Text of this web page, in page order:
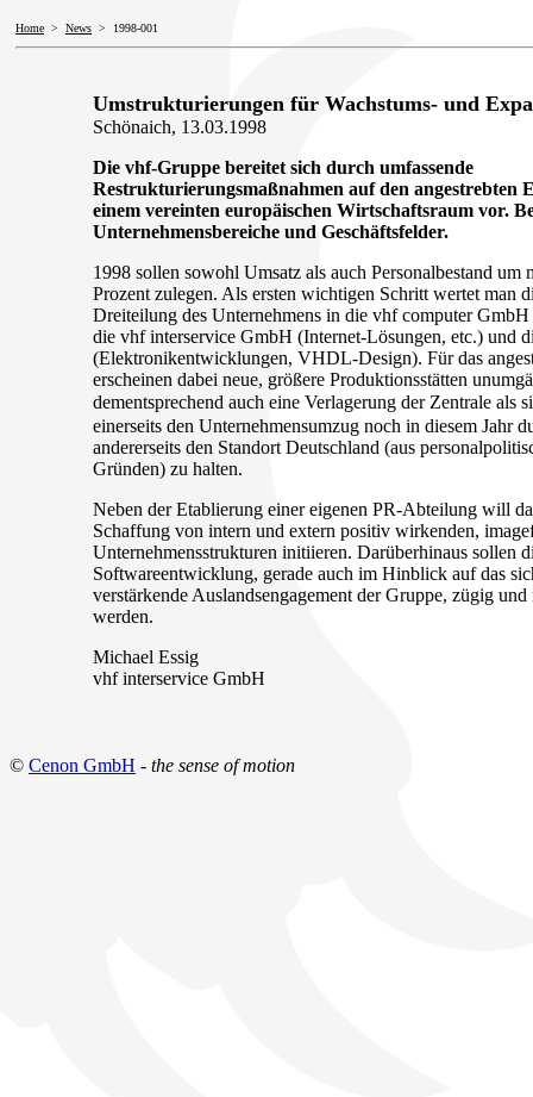
Home > News > 1998-001
Umstrukturierungen für Wachstums- und
Schönaich, 13.03.1998
Die vhf-Gruppe bereitet sich durch umfassende
Restrukturierungsmaßnahmen auf den angestrebten
einem vereinten europäischen Wirtschaftsraum vor.
Unternehmensbereiche und Geschäftsfelder.
1998 sollen sowohl Umsatz als auch Personalbestand um
Prozent zulegen. Als ersten wichtigen Schritt wertet man
Dreiteilung des Unternehmens in die vhf computer
die vhf interservice GmbH (Internet-Lösungen, etc.) und
(Elektronikentwicklungen, VHDL-Design). Für das
erscheinen dabei neue, größere Produktionsstätten
dementsprechend auch eine Verlagerung der Zentrale als
einerseits den Unternehmensumzug noch in diesem Jahr
andererseits den Standort Deutschland (aus
Gründen) zu halten.
Neben der Etablierung einer eigenen PR-Abteilung will
Schaffung von intern und extern positiv wirkenden,
Unternehmensstrukturen initiieren. Darüberhinaus sollen
Softwareentwicklung, gerade auch im Hinblick auf das
verstärkende Auslandsengagement der Gruppe, zügig und
werden.
Michael Essig
vhf interservice GmbH
© Cenon GmbH - the sense of motion